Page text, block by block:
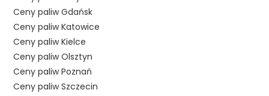
Ceny paliw Gdańsk
Ceny paliw Katowice
Ceny paliw Kielce
Ceny paliw Olsztyn
Ceny paliw Poznań
Ceny paliw Szczecin